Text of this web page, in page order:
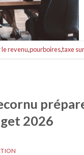
revenu,pourboires,taxe
2026